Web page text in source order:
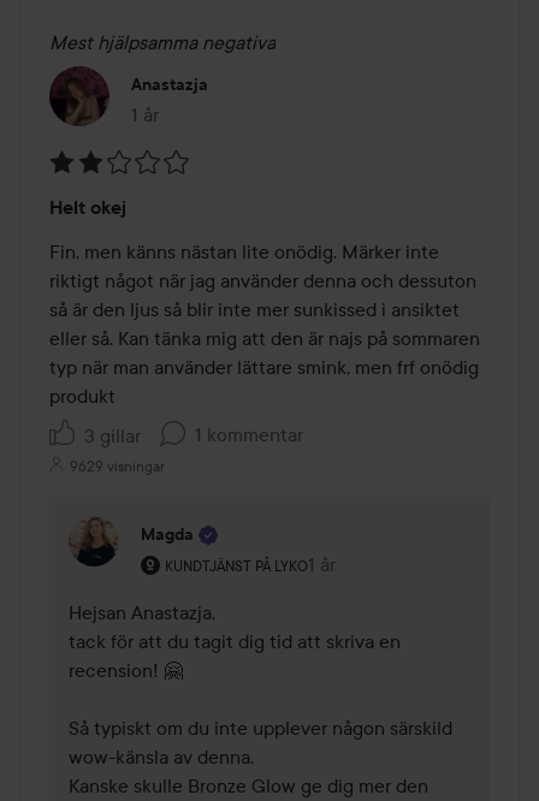
Mest hjälpsamma negativa
Anastazja
1 år
Inlägget skapades 1 år
2
av
5
Helt okej
Fin, men känns nästan lite onödig. Märker inte
riktigt något när jag använder denna och dessuton
så är den ljus så blir inte mer sunkissed i ansiktet
eller så. Kan tänka mig att den är najs på sommaren
typ när man använder lättare smink, men frf onödig
produkt
3 gillar
1 kommentar
9629 visningar
Magda
KUNDTJÄNST PÅ LYKO
Användarens roll: Kundtjänst på Lyko.
1 år
Kommentaren lades 1 år
Hejsan Anastazja,
tack för att du tagit dig tid att skriva en
recension! 🤗
Så typiskt om du inte upplever någon särskild
wow-känsla av denna.
Kanske skulle Bronze Glow ge dig mer den